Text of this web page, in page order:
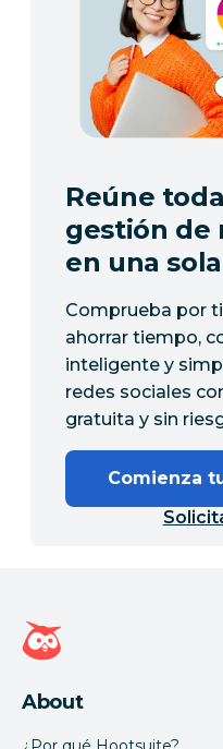
Reúne
gestión de
en una
Comprueba por
ahorrar tiempo,
inteligente y
redes sociales
gratuita y sin
Comienza
Página de inicio de
About